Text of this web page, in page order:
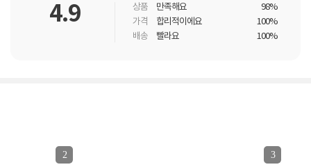
4.9 상품 만족해요
98%
가격
합리적이에요
100%
배송
빨라요 100%
2 3